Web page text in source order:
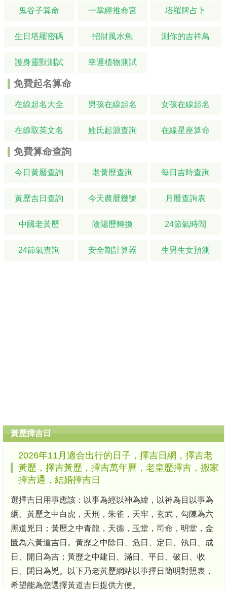
鬼谷子算命 一掌經推命宮 塔羅牌占卜
生日塔羅密碼 招財風水魚 測你的吉祥鳥
護身靈獸測試 幸運植物測試
免費起名算命
在線起名大全 男孩在線起名 女孩在線起名
在線取英文名 姓氏起源查詢 在線星座算命
免費算命查詢
今日黃曆查詢 老黃歷查詢 每日吉時查詢
黃歷吉日查詢 今天農曆幾號 月曆查詢表
中國老黃歷 陰陽歷轉換 24節氣時間
24節氣查詢 安全期計算器 生男生女預測
黃歷擇吉日
2026年11月適合出行的日子，擇吉日網，擇吉老
黃歷，擇吉黃歷，擇吉萬年曆，老皇歷擇吉，搬家
擇吉通，結婚擇吉日
選擇吉日用事應該：以事為經以神為緯，以神為目以事為
綱。黃歷之中白虎，天刑，朱雀，天牢，玄武，勾陳為六
黑道兇日；黃歷之中青龍，天德，玉堂，司命，明堂，金
匱為六黃道吉日。黃歷之中除日、危日、定日、執日、成
日、開日為吉；黃歷之中建日、滿日、平日、破日、收
日、閉日為兇。以下乃老黃歷網站以事擇日簡明對照表，
希望能為您選擇黃道吉日提供方便。